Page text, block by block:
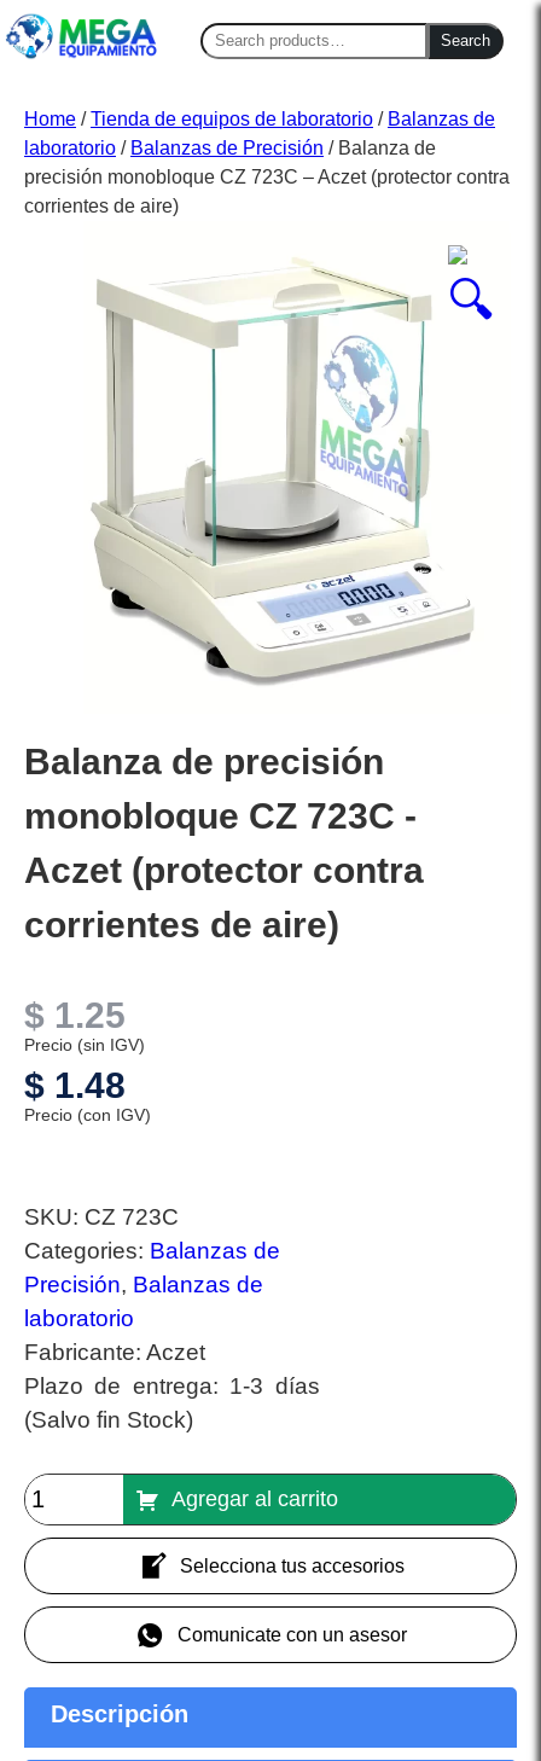
Search
for:
Search
Home /Tienda de equipos de laboratorio / Balanzas de
laboratorio / Balanzas de Precisión / Balanza de
precisión monobloque CZ 723C – Aczet (protector contra
corrientes de aire)
Balanza de precisión
monobloque CZ 723C -
Aczet (protector contra
corrientes de aire)
$ 1.25
Precio (sin IGV)
$ 1.48
Precio (con IGV)
SKU: CZ 723C
Categories: Balanzas de
Precisión, Balanzas de
laboratorio
Fabricante: Aczet
Plazo de entrega: 1-3 días
(Salvo fin Stock)
Agregar al carrito
Selecciona tus accesorios
Comunicate con un asesor
Descripción